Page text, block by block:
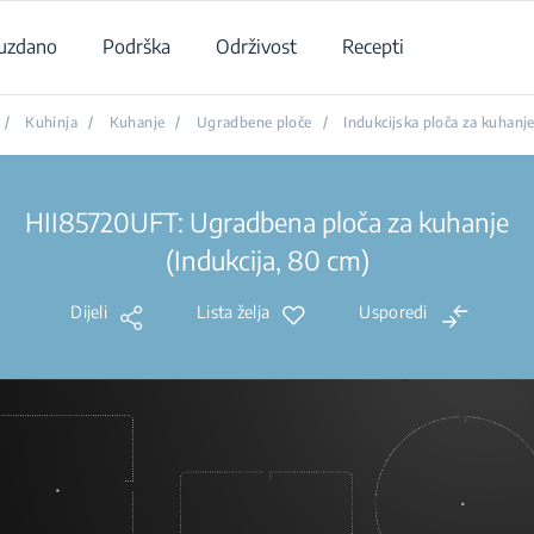
Podrška Održivost Recepti
/ Kuhinja / Kuhanje / Ugradbene ploče / Indukcijska ploča za kuhanje
HII85720UFT: Ugradbena ploča za kuhanje
(Indukcija, 80 cm)
Dijeli Lista želja Usporedi